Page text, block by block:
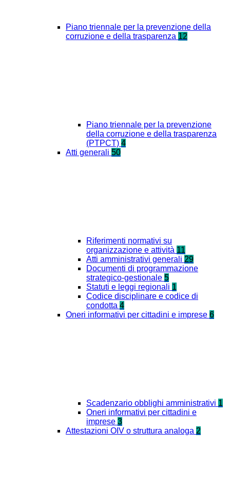
Piano triennale per la prevenzione della
corruzione e della trasparenza 12
Piano triennale per la prevenzione
della corruzione e della trasparenza
(PTPCT) 4
Atti generali 50
Riferimenti normativi su
organizzazione e attività 11
Atti amministrativi generali 29
Documenti di programmazione
strategico-gestionale 5
Statuti e leggi regionali 1
Codice disciplinare e codice di
condotta 4
Oneri informativi per cittadini e imprese 6
Scadenzario obblighi amministrativi 1
Oneri informativi per cittadini e
imprese 3
Attestazioni OIV o struttura analoga 2